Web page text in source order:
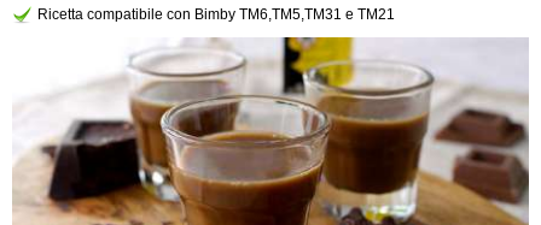
Ricetta compatibile con Bimby TM6,TM5,TM31 e TM21